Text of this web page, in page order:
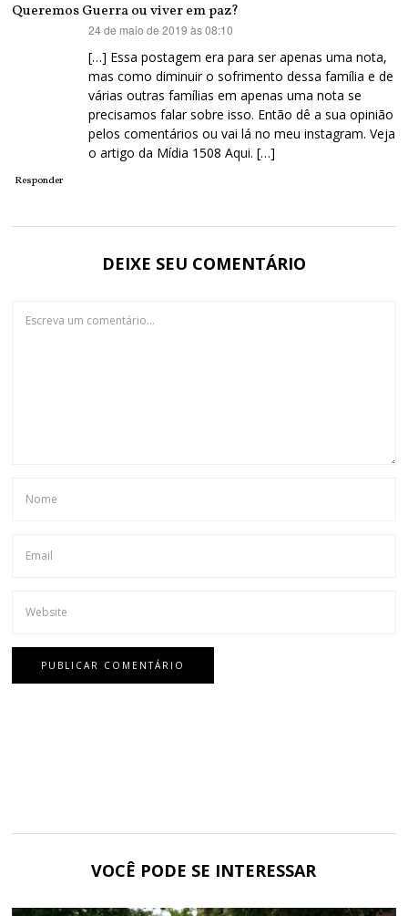
Queremos Guerra ou viver em paz?
24 de maio de 2019 às 08:10
[…] Essa postagem era para ser apenas uma nota,
mas como diminuir o sofrimento dessa família e de
várias outras famílias em apenas uma nota se
precisamos falar sobre isso. Então dê a sua opinião
pelos comentários ou vai lá no meu instagram. Veja
o artigo da Mídia 1508 Aqui. […]
Responder
DEIXE SEU COMENTÁRIO
VOCÊ PODE SE INTERESSAR